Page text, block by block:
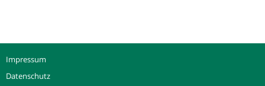
Impressum
Datenschutz